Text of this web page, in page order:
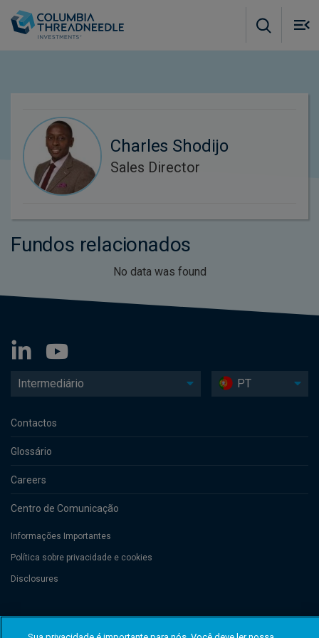
Charles Shodijo
Sales Director
Fundos relacionados
No data was found
Intermediário PT
Contactos
Glossário
Careers
Centro de Comunicação
Informações Importantes
Política sobre privacidade e cookies
Disclosures
de Commerce et des Sociétés (Luxembourg), No. B 110242 and/or